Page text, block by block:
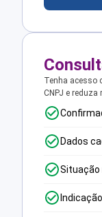
Tenha acesso
CNPJ e
Dados
Situação